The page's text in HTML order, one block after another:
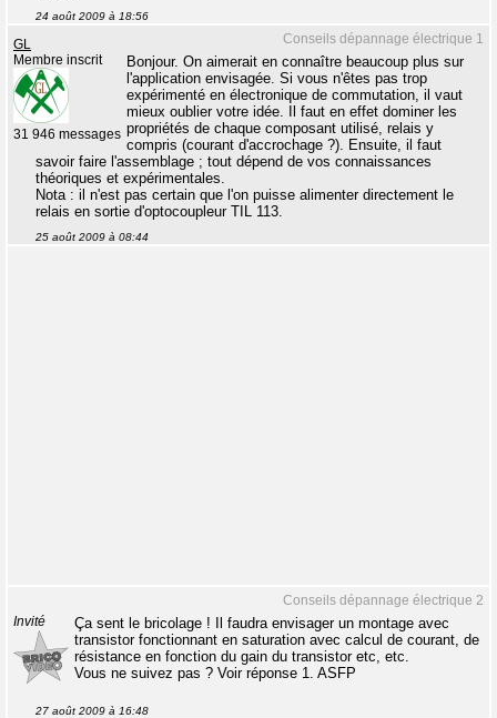
24 août 2009 à 18:56
Conseils dépannage électrique 1
GL
Membre inscrit
31 946 messages
Bonjour. On aimerait en connaître beaucoup plus sur
l'application envisagée. Si vous n'êtes pas trop
expérimenté en électronique de commutation, il vaut
mieux oublier votre idée. Il faut en effet dominer les
propriétés de chaque composant utilisé, relais y
compris (courant d'accrochage ?). Ensuite, il faut
savoir faire l'assemblage ; tout dépend de vos connaissances
théoriques et expérimentales.
Nota : il n'est pas certain que l'on puisse alimenter directement le
relais en sortie d'optocoupleur TIL 113.
25 août 2009 à 08:44
Conseils dépannage électrique 2
Invité
Ça sent le bricolage ! Il faudra envisager un montage avec
transistor fonctionnant en saturation avec calcul de courant, de
résistance en fonction du gain du transistor etc, etc.
Vous ne suivez pas ? Voir réponse 1. ASFP
27 août 2009 à 16:48